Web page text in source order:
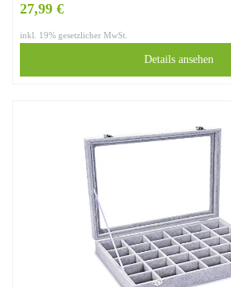
27,99 €
inkl. 19% gesetzlicher MwSt.
Details ansehen